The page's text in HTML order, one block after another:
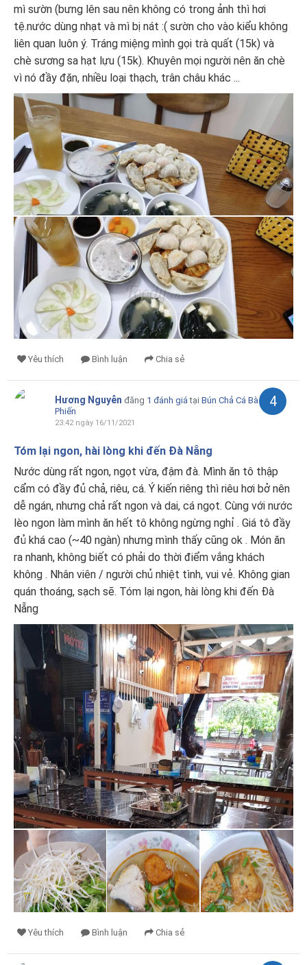
mì sườn (bưng lên sau nên không có trong ảnh thì hơi
tệ.nước dùng nhạt và mì bị nát :( sườn cho vào kiểu không
liên quan luôn ý. Tráng miệng mình gọi trà quất (15k) và
chè sương sa hạt lựu (15k). Khuyên mọi người nên ăn chè
vì nó đầy đặn, nhiều loại thạch, trân châu khác ...
Yêu thích Bình luận Chia sẻ
Hương Nguyễn đăng 1 đánh giá tại Bún Chả Cá Bà
Phiến
23:42 ngày 16/11/2021
4
Tóm lại ngon, hài lòng khi đến Đà Nẵng
Nước dùng rất ngon, ngọt vừa, đậm đà. Mình ăn tô thập
cẩm có đầy đủ chả, riêu, cá. Ý kiến riêng thì riêu hơi bở nên
dễ ngán, nhưng chả rất ngon và dai, cá ngọt. Cùng với nước
lèo ngon làm mình ăn hết tô không ngừng nghỉ . Giá tô đầy
đủ khá cao (~40 ngàn) nhưng mình thấy cũng ok . Món ăn
ra nhanh, không biết có phải do thời điểm vắng khách
không . Nhân viên / người chủ nhiệt tình, vui vẻ. Không gian
quán thoáng, sạch sẽ. Tóm lại ngon, hài lòng khi đến Đà
Nẵng
Yêu thích Bình luận Chia sẻ